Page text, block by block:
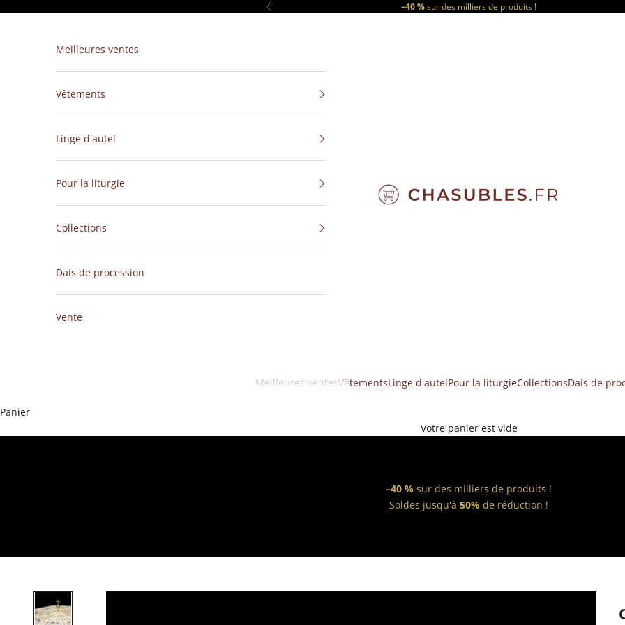
Précédent –40 %sur des milliers de produits !
CHASUBLES.FR
Meilleures ventesVêtementsLinge d'autelPour la liturgieCollectionsDais de
Meilleures ventes
Vêtements
Linge d'autel
Pour la liturgie
Collections
Dais de procession
Vente
Panier
Votre panier est vide
–40 % sur des milliers de produits !
Soldes jusqu'à 50% de réduction !